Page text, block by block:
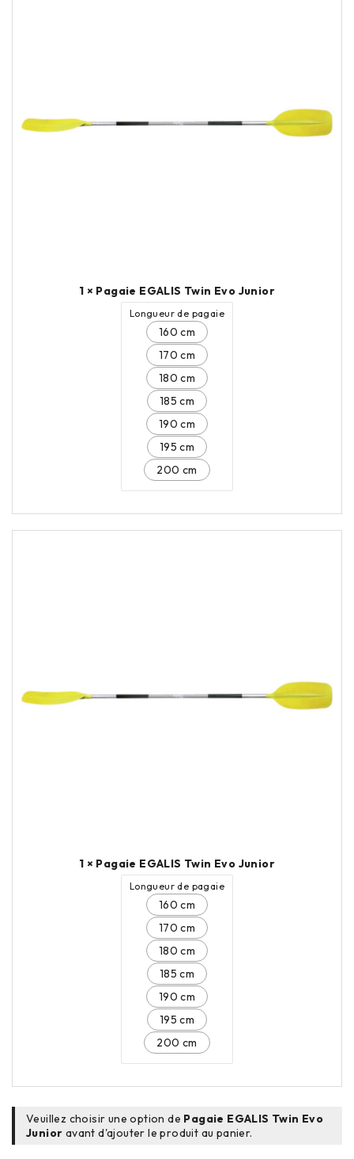
1 × Pagaie EGALIS Twin Evo Junior
Longueur de pagaie
160 cm
170 cm
180 cm
185 cm
190 cm
195 cm
200 cm
1 × Pagaie EGALIS Twin Evo Junior
Longueur de pagaie
160 cm
170 cm
180 cm
185 cm
190 cm
195 cm
200 cm
Veuillez choisir une option de Pagaie EGALIS Twin Evo
Junior avant d'ajouter le produit au panier.